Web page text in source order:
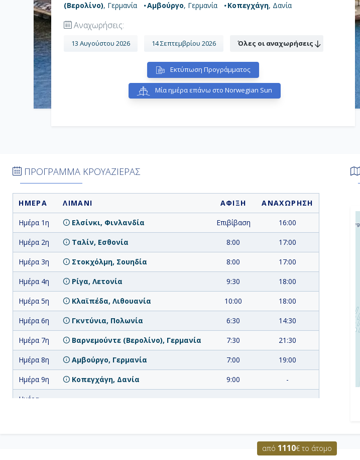
(Βερολίνο), Γερμανία Αμβούργο, Γερμανία Κοπεγχάγη, Δανία
Αναχωρήσεις:
13 Αυγούστου 2026 14 Σεπτεμβρίου 2026 Όλες οι αναχωρήσεις
Εκτύπωση Προγράμματος
Μία ημέρα επάνω στο Norwegian Sun
ΠΡΟΓΡΑΜΜΑ ΚΡΟΥΑΖΙΕΡΑΣ
ΗΜΕΡΑ ΛΙΜΑΝΙ ΑΦΙΞΗ ΑΝΑΧΩΡΗΣΗ
Ημέρα 1η Ελσίνκι, Φινλανδία Επιβίβαση 16:00
Ημέρα 2η Ταλίν, Εσθονία 8:00 17:00
Ημέρα 3η Στοκχόλμη, Σουηδία 8:00 17:00
Ημέρα 4η Ρίγα, Λετονία 9:30 18:00
Ημέρα 5η Κλαϊπέδα, Λιθουανία 10:00 18:00
Ημέρα 6η Γκντύνια, Πολωνία 6:30 14:30
Ημέρα 7η Βαρνεμούντε (Βερολίνο), Γερμανία 7:30 21:30
Ημέρα 8η Αμβούργο, Γερμανία 7:00 19:00
Ημέρα 9η Κοπεγχάγη, Δανία 9:00 -
Ημέρα
από 1110€ το άτομο